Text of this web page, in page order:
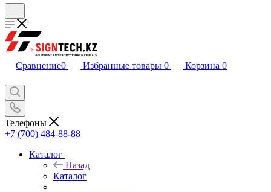
Сравнение0 Избранные товары 0 Корзина 0
Телефоны
+7 (700) 484-88-88
Каталог
Назад
Каталог